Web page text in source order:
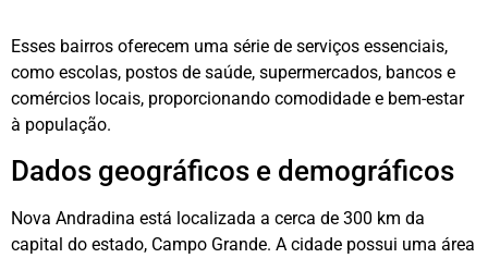
Esses bairros oferecem uma série de serviços essenciais,
como escolas, postos de saúde, supermercados, bancos e
comércios locais, proporcionando comodidade e bem-estar
à população.
Dados geográficos e demográficos
Nova Andradina está localizada a cerca de 300 km da
capital do estado, Campo Grande. A cidade possui uma área